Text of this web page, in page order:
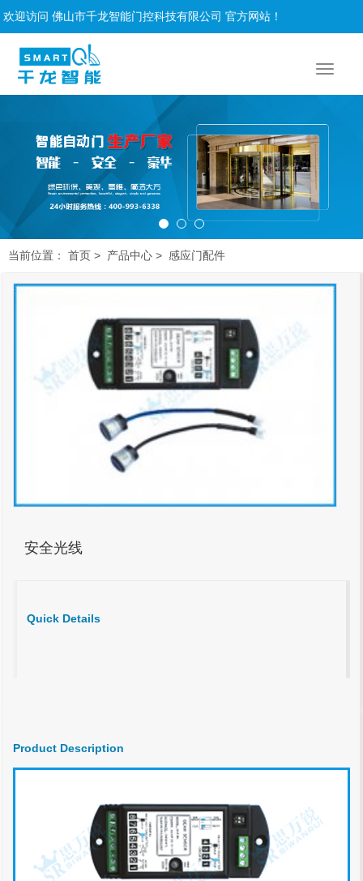
欢迎访问 佛山市千龙智能门控科技有限公司 官方网站！
当前位置： 首页 > 产品中心 > 感应门配件
安全光线
Quick Details
Product Description